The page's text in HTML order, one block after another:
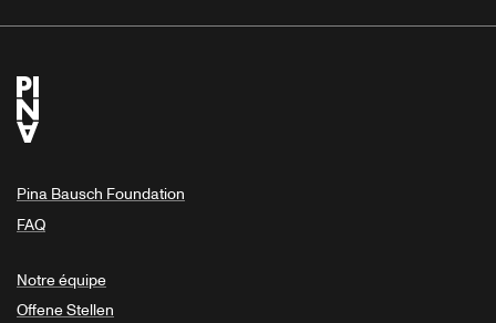
Pina Bausch Foundation
FAQ
Notre équipe
Offene Stellen